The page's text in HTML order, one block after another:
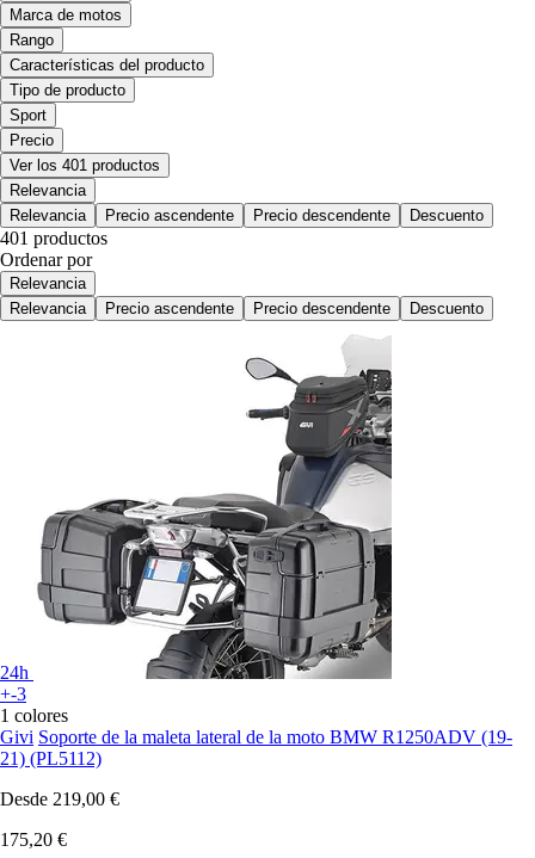
Marca de motos
Rango
Características del producto
Tipo de producto
Sport
Precio
Ver los 401 productos
Relevancia
Relevancia
Precio ascendente Precio descendente Descuento
401 productos
Ordenar por
Relevancia
Relevancia
Precio ascendente Precio descendente Descuento
24h
+-3
1 colores
Givi Soporte de la maleta lateral de la moto BMW R1250ADV (19-
21) (PL5112)
Desde 219,00 €
175,20 €